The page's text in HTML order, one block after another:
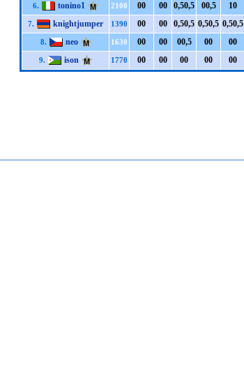
6. tonino1 2100 00 00 0,50,5 00,5 10
7. knightjumper 1390 00 00 0,50,5 0,50,5 0,50,5
8. neo 1630 00 00 00,5 00 00
9. ison 1770 00 00 00 00 00